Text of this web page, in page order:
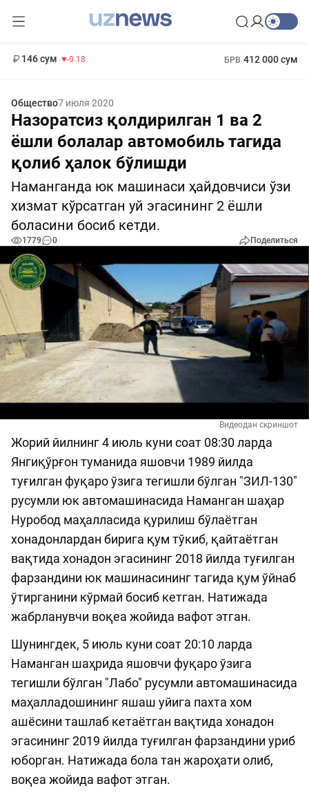
146 сум -0.18 БРВ 412 000 сум
Общество7 июля 2020
Назоратсиз қолдирилган 1 ва 2
ёшли болалар автомобиль тагида
қолиб ҳалок бўлишди
Наманганда юк машинаси ҳайдовчиси ўзи
хизмат кўрсатган уй эгасининг 2 ёшли
боласини босиб кетди.
1779 0 Поделиться
Видеодан скриншот
Жорий йилнинг 4 июль куни соат 08:30 ларда
Янгиқўрғон туманида яшовчи 1989 йилда
туғилган фуқаро ўзига тегишли бўлган "ЗИЛ-130"
русумли юк автомашинасида Наманган шаҳар
Нуробод маҳалласида қурилиш бўлаётган
хонадонлардан бирига қум тўкиб, қайтаётган
вақтида хонадон эгасининг 2018 йилда туғилган
фарзандини юк машинасининг тагида қум ўйнаб
ўтирганини кўрмай босиб кетган. Натижада
жабрланувчи воқеа жойида вафот этган.
Шунингдек, 5 июль куни соат 20:10 ларда
Наманган шаҳрида яшовчи фуқаро ўзига
тегишли бўлган "Лабо" русумли автомашинасида
маҳалладошининг яшаш уйига пахта хом
ашёсини ташлаб кетаётган вақтида хонадон
эгасининг 2019 йилда туғилган фарзандини уриб
юборган. Натижада бола тан жароҳати олиб,
воқеа жойида вафот этган.